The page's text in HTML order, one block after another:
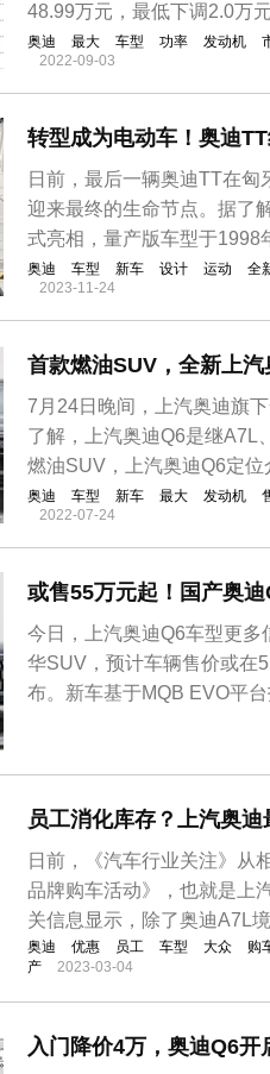
48.99万元，最低下调2.0万元
奥迪 最大 车型 功率 发动机
2022-09-03
转型成为电动车！奥迪
日前，最后一辆奥迪TT在
迎来最终的生命节点。据了
式亮相，量产版车型于1998
奥迪 车型 新车 设计 运动 全
2023-11-24
首款燃油SUV，全新上
7月24日晚间，上汽奥迪旗
了解，上汽奥迪Q6是继A7L
燃油SUV，上汽奥迪Q6定位
奥迪 车型 新车 最大 发动机
2022-07-24
或售55万元起！国产奥
今日，上汽奥迪Q6车型更
华SUV，预计车辆售价或在
布。新车基于MQB EVO平
择。从图片来看，新车在外
有行政版和运动版两款造型
员工消化库存？上汽奥
日前，《汽车行业关注》从
品牌购车活动》，也就是上
关信息显示，除了奥迪A7L
奥迪 优惠 员工 车型 大众 购
产
2023-03-04
入门降价4万，奥迪Q6开